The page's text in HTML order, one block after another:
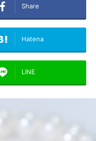
Share
Hatena
LINE